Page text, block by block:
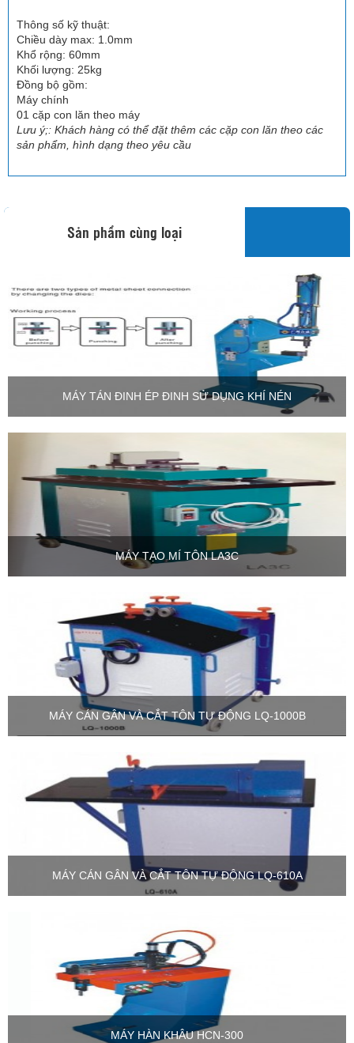
Thông số kỹ thuật:
Chiều dày max: 1.0mm
Khổ rộng: 60mm
Khối lượng: 25kg
Đồng bộ gồm:
Máy chính
01 cặp con lăn theo máy
Lưu ý;: Khách hàng có thể đặt thêm các cặp con lăn theo các
sản phẩm, hình dạng theo yêu cầu
Sản phẩm cùng loại
MÁY TÁN ĐINH ÉP ĐINH SỬ DỤNG KHÍ NÉN
MÁY TẠO MÍ TÔN LA3C
MÁY CÁN GÂN VÀ CẮT TÔN TỰ ĐỘNG LQ-1000B
MÁY CÁN GÂN VÀ CẮT TÔN TỰ ĐỘNG LQ-610A
MÁY HÀN KHÂU HCN-300